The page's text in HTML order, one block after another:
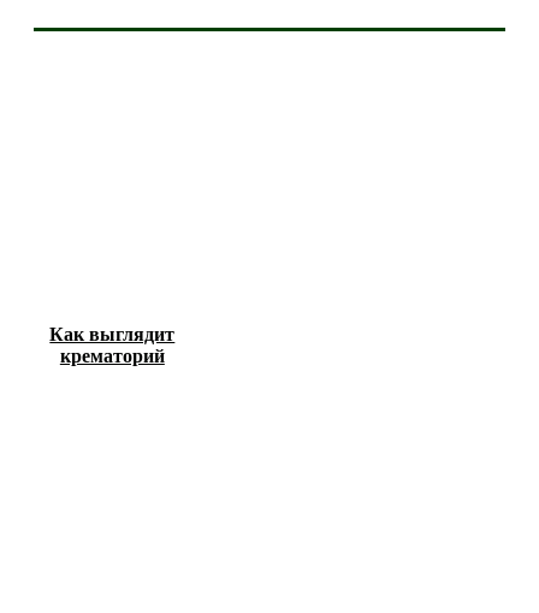
Как выглядит
крематорий